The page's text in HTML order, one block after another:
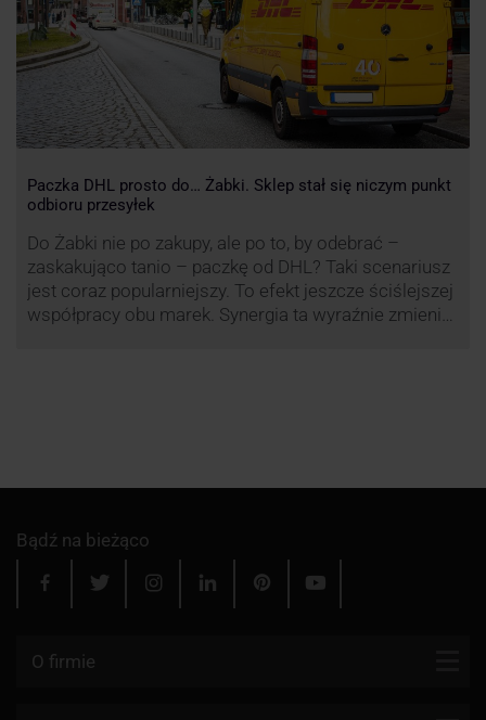
Paczka DHL prosto do… Żabki. Sklep stał się niczym punkt
odbioru przesyłek
Do Żabki nie po zakupy, ale po to, by odebrać –
zaskakująco tanio – paczkę od DHL? Taki scenariusz
jest coraz popularniejszy. To efekt jeszcze ściślejszej
współpracy obu marek. Synergia ta wyraźnie zmienia
Bądź na bieżąco
O firmie